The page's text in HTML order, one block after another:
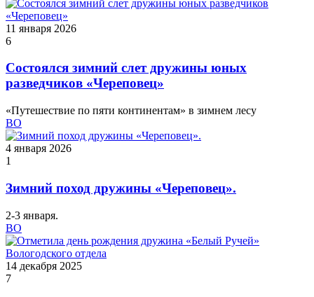
11 января 2026
6
Состоялся зимний слет дружины юных
разведчиков «Череповец»
«Путешествие по пяти континентам» в зимнем лесу
ВО
4 января 2026
1
Зимний поход дружины «Череповец».
2-3 января.
ВО
14 декабря 2025
7